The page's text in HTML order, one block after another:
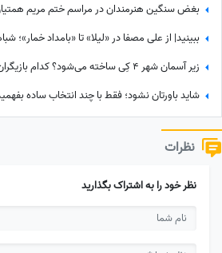
زیر آسمان شهر 4 کِی ساخته می‌شود؟ کدام بازیگران در فصل 4 حضور دارند؟
نظرات
نظر خود را به اشتراک بگذارید